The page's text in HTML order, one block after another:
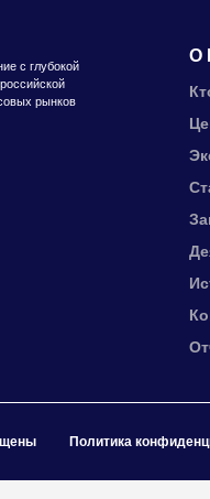
с глубокой
рынков
О
Политика